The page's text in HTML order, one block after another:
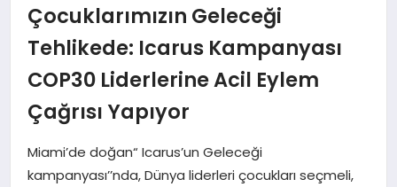
EĞITIM
MAGAZIN
SAĞLIK
SIYASET
Çocuklarımızın Geleceği
Tehlikede: Icarus Kampanyası
COP30 Liderlerine Acil Eylem
Çağrısı Yapıyor
Miami’de doğan“ Icarus’un Geleceği
kampanyası’’nda, Dünya liderleri çocukları seçmeli,